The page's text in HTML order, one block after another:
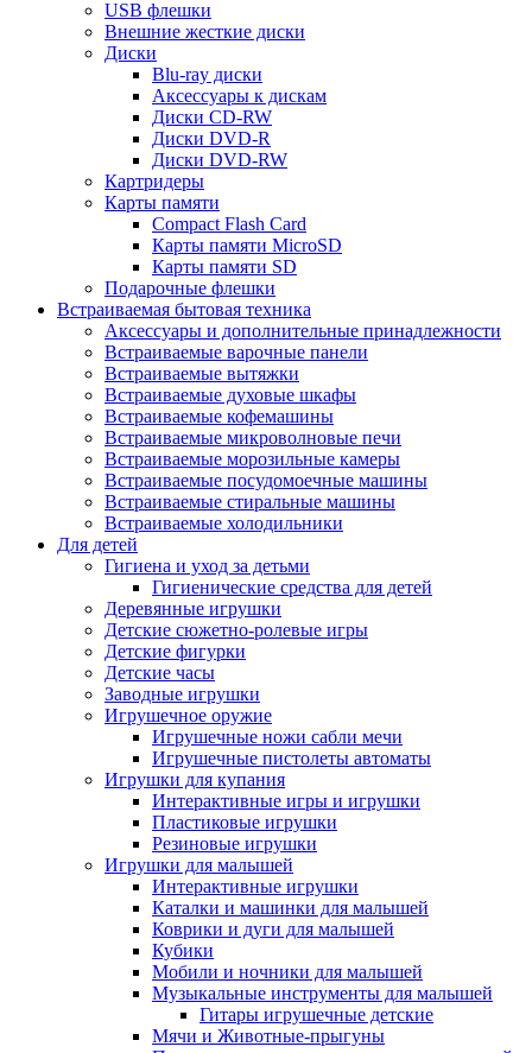
USB флешки
Внешние жесткие диски
Диски
Blu-ray диски
Аксессуары к дискам
Диски CD-RW
Диски DVD-R
Диски DVD-RW
Картридеры
Карты памяти
Compact Flash Card
Карты памяти MicroSD
Карты памяти SD
Подарочные флешки
Встраиваемая бытовая техника
Аксессуары и дополнительные принадлежности
Встраиваемые варочные панели
Встраиваемые вытяжки
Встраиваемые духовые шкафы
Встраиваемые кофемашины
Встраиваемые микроволновые печи
Встраиваемые морозильные камеры
Встраиваемые посудомоечные машины
Встраиваемые стиральные машины
Встраиваемые холодильники
Для детей
Гигиена и уход за детьми
Гигиенические средства для детей
Деревянные игрушки
Детские сюжетно-ролевые игры
Детские фигурки
Детские часы
Заводные игрушки
Игрушечное оружие
Игрушечные ножи сабли мечи
Игрушечные пистолеты автоматы
Игрушки для купания
Интерактивные игры и игрушки
Пластиковые игрушки
Резиновые игрушки
Игрушки для малышей
Интерактивные игрушки
Каталки и машинки для малышей
Коврики и дуги для малышей
Кубики
Мобили и ночники для малышей
Музыкальные инструменты для малышей
Гитары игрушечные детские
Мячи и Животные-прыгуны